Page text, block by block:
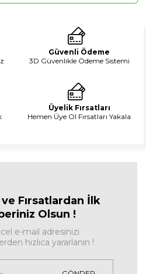
Güvenli Ödeme
3D Güvenlikle Ödeme Sistemi
Üyelik Fırsatları
Hemen Üye Ol Fırsatları Yakala
Fırsatlardan İlk
Olsun !
e-mail adresinizi
hızlıca yararlanın !